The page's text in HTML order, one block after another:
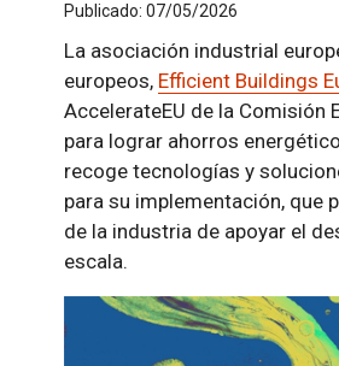
Publicado: 07/05/2026
La asociación industrial
europeos, Efficient Buildings
AccelerateEU de la Comisión
para lograr ahorros
recoge tecnologías y
para su implementación, que
de la industria de apoyar el
escala.